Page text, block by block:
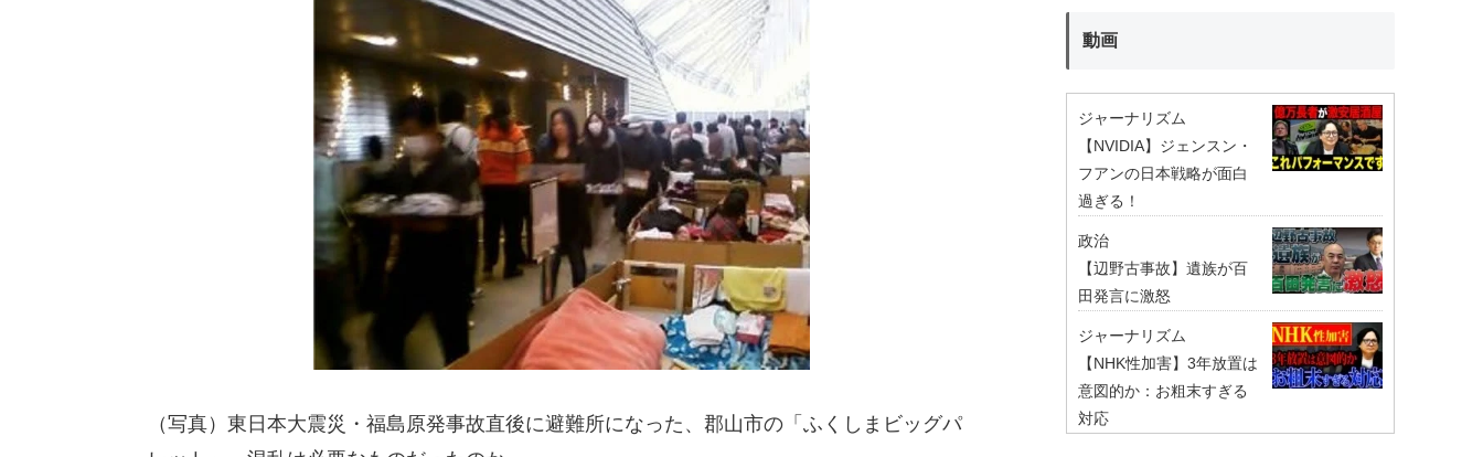
（写真）東日本大震災・福島原発事故直後に避難所になった、郡山市の「ふくしまビッグパ
動画
ジャーナリズム
【NVIDIA】ジェンスン・
フアンの日本戦略が面白
過ぎる！
政治
【辺野古事故】遺族が百
田発言に激怒
ジャーナリズム
【NHK性加害】3年放置は
意図的か：お粗末すぎる
対応